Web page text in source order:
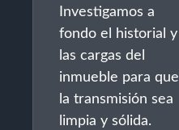
Investigamos a
fondo el historial y
las cargas del
inmueble para que
la transmisión sea
limpia y sólida.